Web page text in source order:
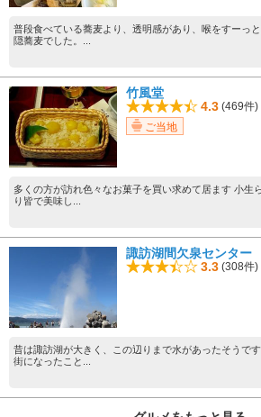
普段食べている蕎麦より、透明感があり、喉をすーっ
隠蕎麦でした。...
竹風堂
4.3 (469件)
ご当地
多くの方が訪れ色々なお菓子を買い求めて居ます 小生
り皆で美味し...
諏訪湖間欠泉センター
3.3 (308件)
昔は諏訪湖が大きく、この辺りまで水があったそうで
街になったこと...